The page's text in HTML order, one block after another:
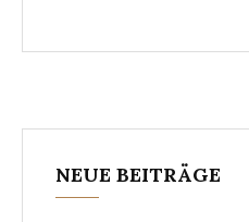
NEUE BEITRÄGE